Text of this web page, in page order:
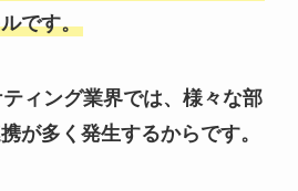
です。
ィング業界では、様々な部
が多く発生するからです。